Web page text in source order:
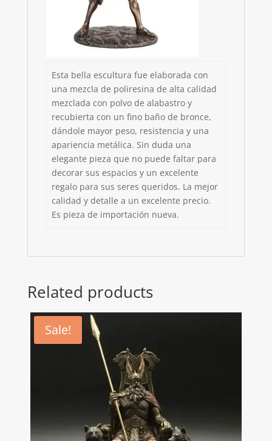
Esta bella escultura fue elaborada con
una mezcla de poliresina de alta calidad
mezclada con polvo de alabastro y
recubierta con un fino baño de bronce,
dándole mayor peso, resistencia y una
apariencia metálica. Sin duda una
elegante pieza que no puede faltar para
decorar sus espacios y un excelente
regalo para sus seres queridos. La mejor
calidad y detalle a un excelente precio.
Es pieza de importación nueva.
Related products
Sale!